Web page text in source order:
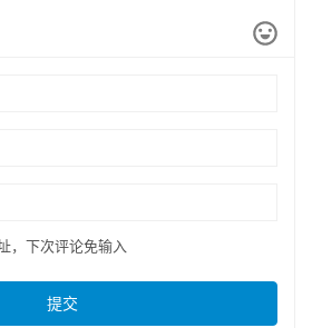
，下次评论免输入
提交